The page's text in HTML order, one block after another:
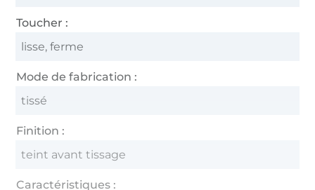
Toucher :
lisse, ferme
Mode de fabrication :
tissé
Finition :
teint avant tissage
Caractéristiques :